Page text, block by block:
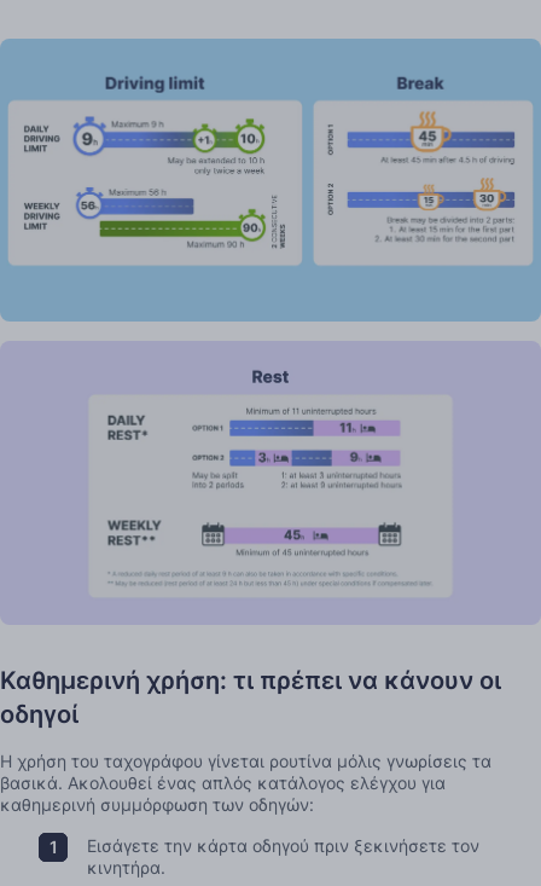
Καθημερινή χρήση: τι πρέπει να κάνουν οι
οδηγοί
Η χρήση του ταχογράφου γίνεται ρουτίνα μόλις γνωρίσεις τα
βασικά. Ακολουθεί ένας απλός κατάλογος ελέγχου για
καθημερινή συμμόρφωση των οδηγών:
Εισάγετε την κάρτα οδηγού πριν ξεκινήσετε τον
κινητήρα.